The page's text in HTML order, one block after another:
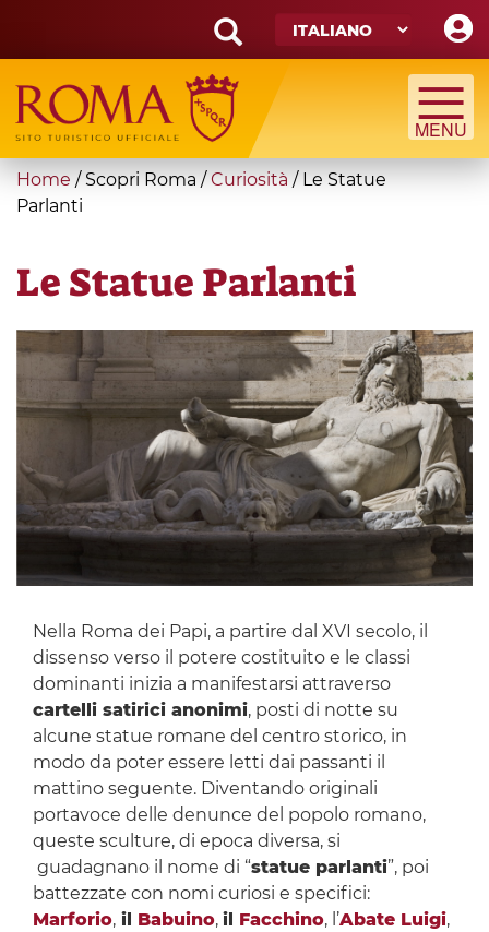
main
content
Search
form
Cerca
You
are
Home /Scopri Roma /Curiosità / Le Statue
Parlanti
Le Statue Parlanti
Nella Roma dei Papi, a partire dal XVI secolo, il
dissenso verso il potere costituito e le classi
dominanti inizia a manifestarsi attraverso
cartelli satirici anonimi, posti di notte su
alcune statue romane del centro storico, in
modo da poter essere letti dai passanti il
mattino seguente. Diventando originali
portavoce delle denunce del popolo romano,
queste sculture, di epoca diversa, si
guadagnano il nome di “statue parlanti”, poi
battezzate con nomi curiosi e specifici:
Marforio,il Babuino, il Facchino, l’Abate Luigi,